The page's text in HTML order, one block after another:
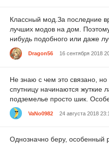
Классный мод.За последние
лучших модов на дом.
нибудь подобного или даже
Dragon56 16 сентября 2018
Не знаю с чем это связано, но
спутницу начинаются жуткие
подземелье просто шик.
VaNo0982 24 августа 2018
Однозначно беру, особенный